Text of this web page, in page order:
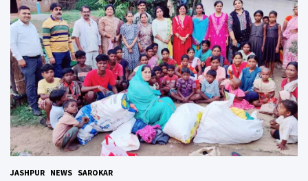
JASHPUR NEWS SAROKAR